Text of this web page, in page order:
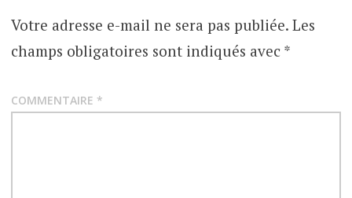
Votre adresse e-mail ne sera pas publiée. Les
champs obligatoires sont indiqués avec *
COMMENTAIRE *